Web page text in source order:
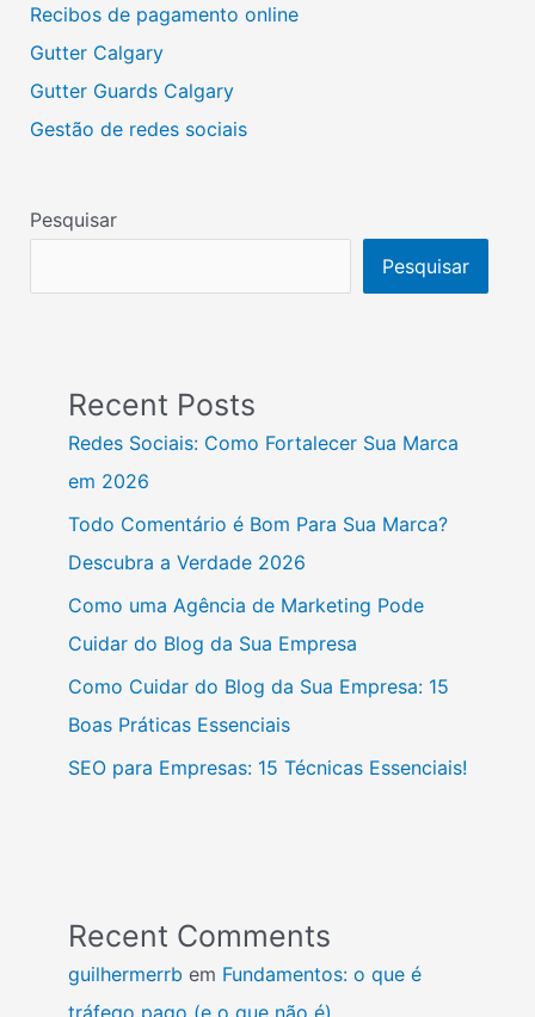
Recibos de pagamento online
Gutter Calgary
Gutter Guards Calgary
Gestão de redes sociais
Pesquisar
Pesquisar
Recent Posts
Redes Sociais: Como Fortalecer Sua Marca
em 2026
Todo Comentário é Bom Para Sua Marca?
Descubra a Verdade 2026
Como uma Agência de Marketing Pode
Cuidar do Blog da Sua Empresa
Como Cuidar do Blog da Sua Empresa: 15
Boas Práticas Essenciais
SEO para Empresas: 15 Técnicas Essenciais!
Recent Comments
guilhermerrb em Fundamentos: o que é